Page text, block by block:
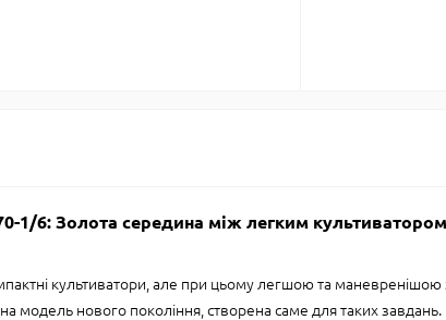
1/6: Золота середина між легким
культиватори, але при цьому легшою та маневренішою
модель нового покоління, створена саме для таких завдань.